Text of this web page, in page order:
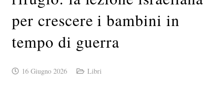
per crescere i bambini in
tempo di guerra
16 Giugno 2026 Libri